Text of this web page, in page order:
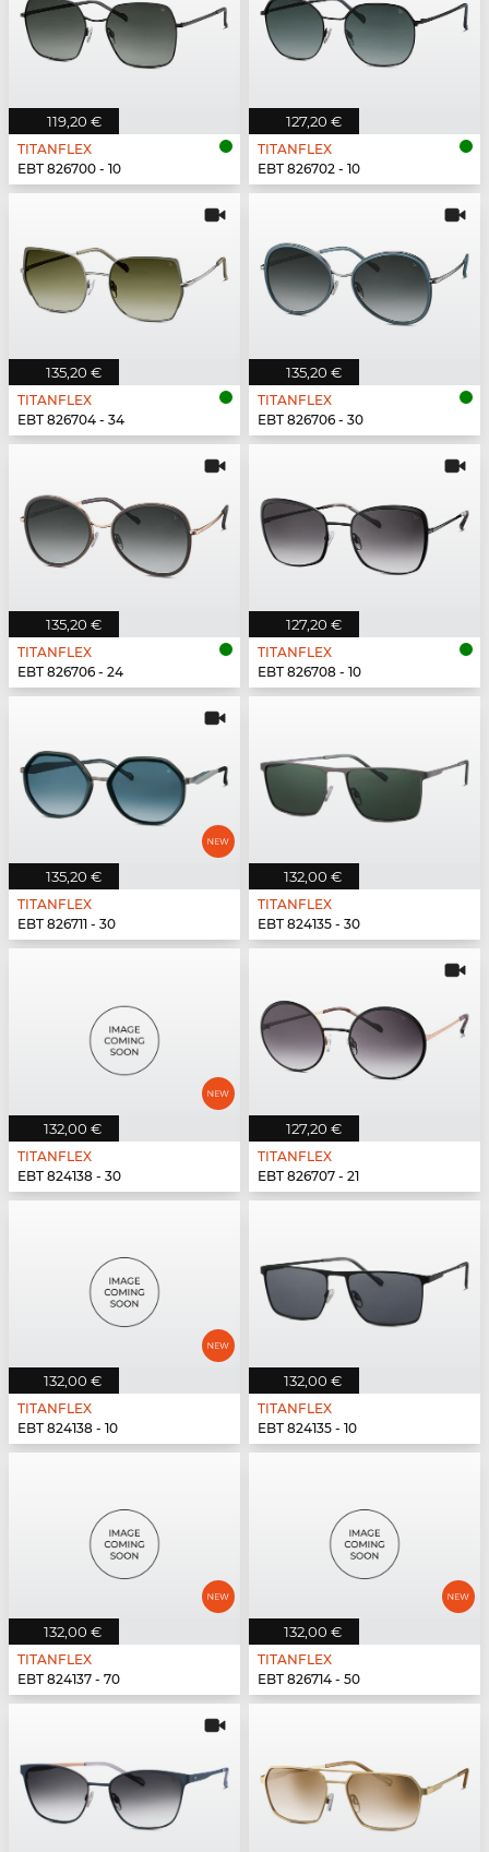
119,20 €
TITANFLEX
EBT 826700 - 10
127,20 €
TITANFLEX
EBT 826702 - 10
135,20 €
TITANFLEX
EBT 826704 - 34
135,20 €
TITANFLEX
EBT 826706 - 30
135,20 €
TITANFLEX
EBT 826706 - 24
127,20 €
TITANFLEX
EBT 826708 - 10
135,20 €
TITANFLEX
EBT 826711 - 30
132,00 €
TITANFLEX
EBT 824135 - 30
132,00 €
TITANFLEX
EBT 824138 - 30
127,20 €
TITANFLEX
EBT 826707 - 21
132,00 €
TITANFLEX
EBT 824138 - 10
132,00 €
TITANFLEX
EBT 824135 - 10
132,00 €
TITANFLEX
EBT 824137 - 70
132,00 €
TITANFLEX
EBT 826714 - 50